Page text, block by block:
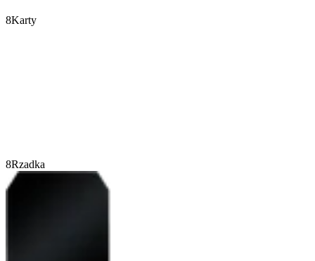
8Karty
8Rzadka